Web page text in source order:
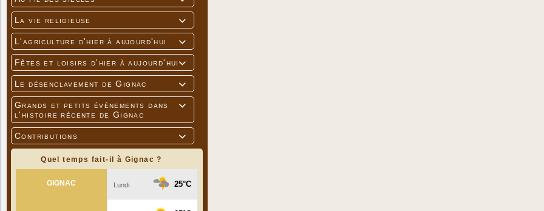

La vie religieuse

L'agriculture d'hier à aujourd'hui

Fêtes et loisirs d'hier à aujourd'hui

Le désenclavement de Gignac

Grands et petits événements dans
l'histoire récente de Gignac

Contributions
Quel temps fait-il à Gignac ?